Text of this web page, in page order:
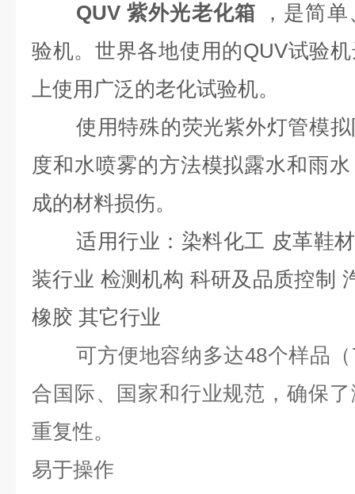
QUV 紫外光老化箱
，是简
验机。世界各地使用的QUV试验
上使用广泛的老化试验机。
使用特殊的荧光紫外灯管模
度和水喷雾的方法模拟露水和雨
成的材料损伤。
适用行业：染料化工 皮革鞋
装行业 检测机构 科研及品质控制
橡胶 其它行业
可方便地容纳多达48个样品
合国际、国家和行业规范，确保
重复性。
易于操作